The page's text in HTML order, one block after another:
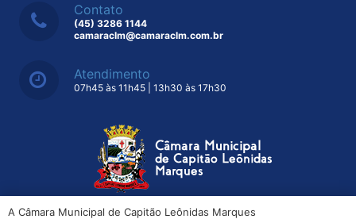
Contato
(45) 3286 1144
camaraclm@camaraclm.com.br
Atendimento
07h45 às 11h45 | 13h30 às 17h30
A Câmara Municipal de Capitão Leônidas Marques